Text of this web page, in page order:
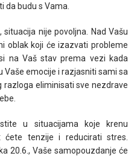
da budu s Vama.
nije povoljna. Nad Vašu
oblak koji će izazvati probleme
na Vaš stav prema vezi kada
Vaše emocije i razjasniti sami sa
eliminisati sve nezdrave
u situacijama koje krenu
ćete tenzije i reducirati stres.
20.6., Vaše samopouzdanje će